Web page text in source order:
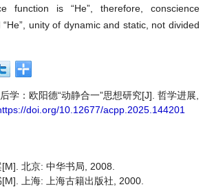
function is “He”, therefore, conscience
unity of dynamic and static, not divided
学：欧阳德“动静合一”思想研究[J]. 哲学进展,
doi.org/10.12677/acpp.2025.144201
北京: 中华书局, 2008.
上海: 上海古籍出版社, 2000.